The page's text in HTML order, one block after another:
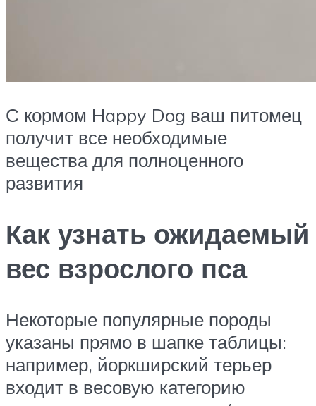
С кормом Happy Dog ваш питомец
получит все необходимые
вещества для полноценного
развития
Как узнать ожидаемый
вес взрослого пса
Некоторые популярные породы
указаны прямо в шапке таблицы:
например, йоркширский терьер
входит в весовую категорию